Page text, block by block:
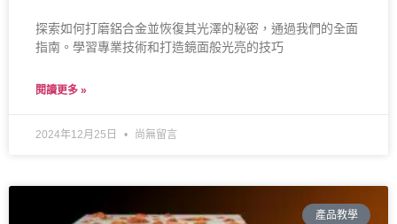
探索如何打磨鋁合金並恢復其光澤的秘密，通過我們的全面
指南。學習專業技術和打造鏡面般光亮的技巧
閱讀更多 »
2024年12月25日 尚無留言
產品教學